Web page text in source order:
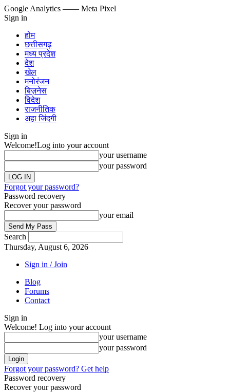
Google Analytics —— Meta Pixel
Sign in
होम
छत्तीसगढ़
मध्य प्रदेश
देश
खेल
मनोरंजन
बिज़नेस
विदेश
राजनीतिक
अहा जिंदगी
Sign in
Welcome!Log into your account
your username
your password
Forgot your password?
Password recovery
Recover your password
your email
Search
Thursday, August 6, 2026
Sign in / Join
Blog
Forums
Contact
Sign in
Welcome! Log into your account
your username
your password
Forgot your password? Get help
Password recovery
Recover your password